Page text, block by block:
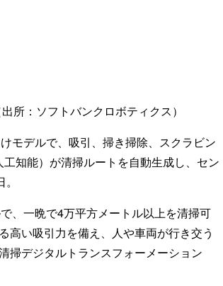
出所：ソフトバンクロボティクス）
モデルで、吸引、掃き掃除、スクラビン
知能）が清掃ルートを自動生成し、セン
、一晩で4万平方メートル以上を清掃可
高い吸引力を備え、人や車両が行き交う
掃デジタルトランスフォーメーション